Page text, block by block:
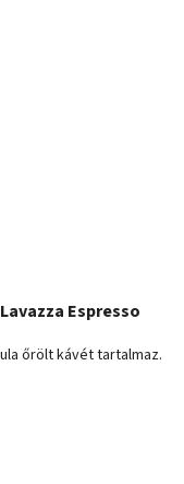
Espresso
őrölt kávét tartalmaz.